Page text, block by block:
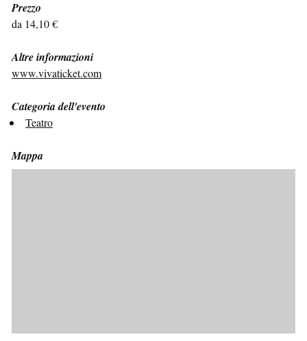
Prezzo
da 14,10 €
Altre informazioni
www.vivaticket.com
Categoria dell'evento
Teatro
Mappa